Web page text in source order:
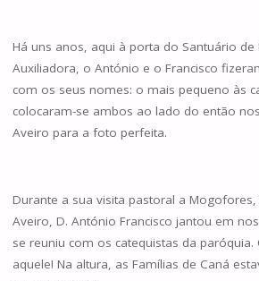
Há uns anos, aqui à porta do Santuário de
Auxiliadora, o António e o Francisco
com os seus nomes: o mais pequeno às
colocaram-se ambos ao lado do então
Aveiro para a foto perfeita.
Durante a sua visita pastoral a
Aveiro, D. António Francisco jantou em
se reuniu com os catequistas da paróquia.
aquele! Na altura, as Famílias de Caná